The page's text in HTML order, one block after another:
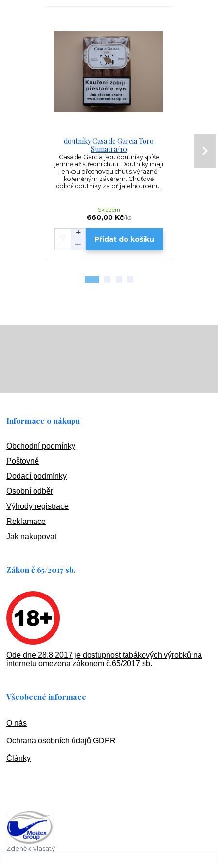
doutníky Casa de Garcia Toro
Sumatra/10
Casa de Garcia jsou doutníky spíše
jemné až střední chuti. Doutníky mají
lehkou ořechovou chuť s výrazně
kořeněným závěrem. Chuťově
dobré doutníky za přijatelnou cenu.
660,00 Kč/ks
Skladem
Přidat do košíku
Doutníky
tmavý
list a v
Informace o nákupu
Obchodní podmínky
Poštovné
Dodací podmínky
Osobní odběr
Výhody registrace
Reklamace
Jak nakupovat
Zákon č.65/2017 sb.
Ode dne 28.8.2017 je dostupnost tabákových výrobků na
internetu omezena zákonem č.65/2017 sb.
Všeobecné informace
O nás
Ochrana osobních údajů GDPR
Články
Zdeněk Vlasatý